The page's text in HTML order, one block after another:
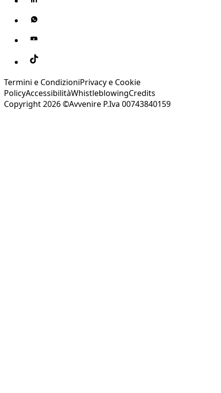
Termini e CondizioniPrivacy e Cookie
PolicyAccessibilitàWhistleblowingCredits
Copyright 2026 ©Avvenire P.Iva 00743840159